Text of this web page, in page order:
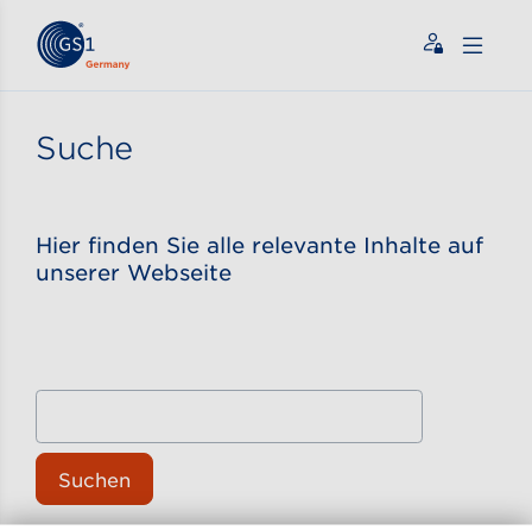
Zum Inhalt gehen
Suche
Hier finden Sie alle relevante Inhalte auf
unserer Webseite
Suchen